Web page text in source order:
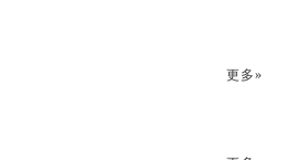
更多»